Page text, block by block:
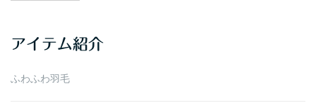
ブ
アイテム紹介
ふわふわ羽毛